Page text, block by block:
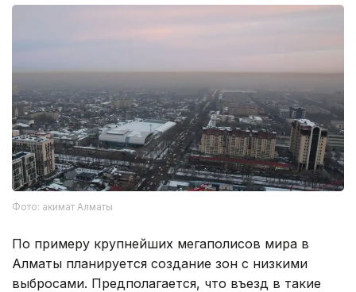
Фото: акимат Алматы
По примеру крупнейших мегаполисов мира в
Алматы планируется создание зон с низкими
выбросами. Предполагается, что въезд в такие